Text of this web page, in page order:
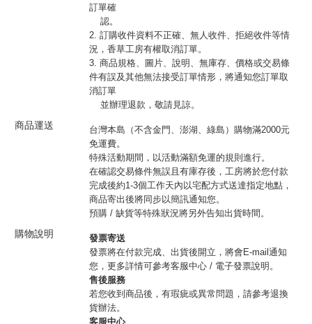
訂單確
認。
2. 訂購收件資料不正確、無人收件、拒絕收件等情
況，香草工房有權取消訂單。
3. 商品規格、圖片、說明、無庫存、價格或交易條
件有誤及其他無法接受訂單情形，將通知您訂單取
消訂單
並辦理退款，敬請見諒。
商品運送
台灣本島（不含金門、澎湖、綠島）購物滿2000元
免運費。
特殊活動期間，以活動滿額免運的規則進行。
在確認交易條件無誤且有庫存後，工房將於您付款
完成後約1-3個工作天內以宅配方式送達指定地點，
商品寄出後將同步以簡訊通知您。
預購 / 缺貨等特殊狀況將另外告知出貨時間。
購物說明
發票寄送
發票將在付款完成、出貨後開立，將會E-mail通知
您，更多詳情可參考客服中心 / 電子發票說明。
售後服務
若您收到商品後，有瑕疵或異常問題，請參考退換
貨辦法。
客服中心